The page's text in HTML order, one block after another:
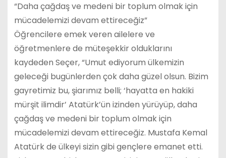
“Daha çağdaş ve medeni bir toplum olmak için
mücadelemizi devam ettireceğiz”
Öğrencilere emek veren ailelere ve
öğretmenlere de müteşekkir olduklarını
kaydeden Seçer, “Umut ediyorum ülkemizin
geleceği bugünlerden çok daha güzel olsun. Bizim
gayretimiz bu, şiarımız belli; ‘hayatta en hakiki
mürşit ilimdir’ Atatürk’ün izinden yürüyüp, daha
çağdaş ve medeni bir toplum olmak için
mücadelemizi devam ettireceğiz. Mustafa Kemal
Atatürk de ülkeyi sizin gibi gençlere emanet etti.